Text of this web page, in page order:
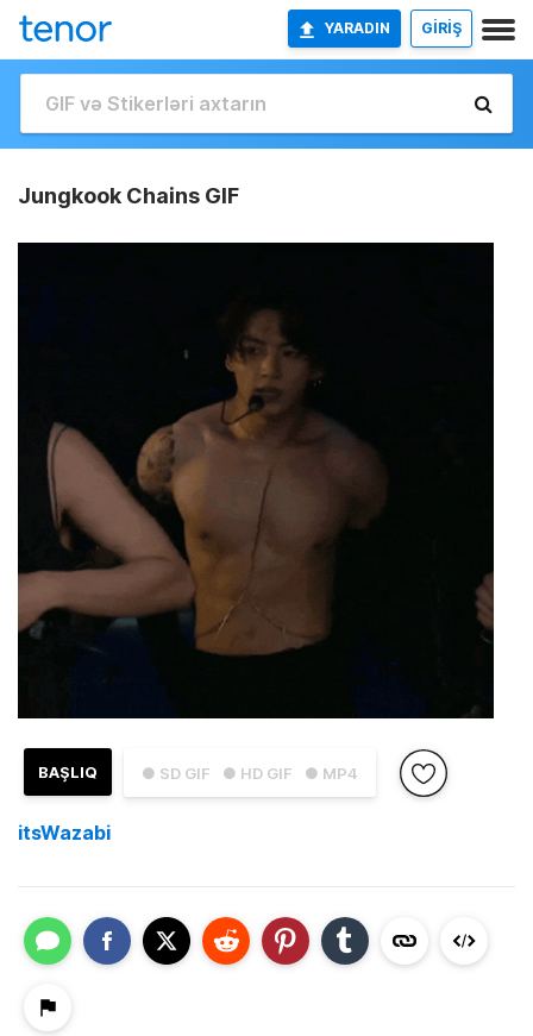
YARADIN GİRİŞ
Jungkook Chains GIF
● SD GIF ● HD GIF ● MP4
BAŞLIQ
itsWazabi